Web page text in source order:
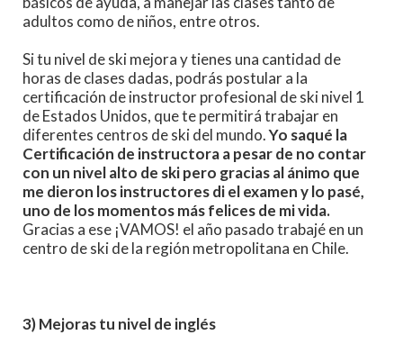
adultos como de niños, entre otros.
Si tu nivel de ski mejora y tienes una cantidad de
horas de clases dadas, podrás postular a la
certificación de instructor profesional de ski nivel 1
de Estados Unidos, que te permitirá trabajar en
diferentes centros de ski del mundo.Yo saqué la
Certificación de instructora a pesar de no contar
con un nivel alto de ski pero gracias al ánimo que
me dieron los instructores di el examen y lo pasé,
uno de los momentos más felices de mi vida.
Gracias a ese ¡VAMOS! el año pasado trabajé en un
centro de ski de la región metropolitana en Chile.
3) Mejoras tu nivel de inglés